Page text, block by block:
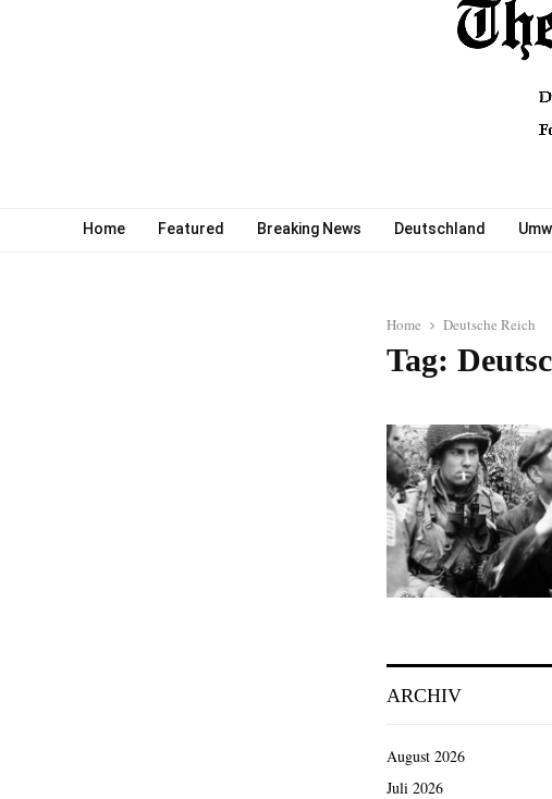
Home Featured Breaking News Deutschland
Home Deutsche Reich
Tag:
ARCHIV
August 2026
Juli 2026